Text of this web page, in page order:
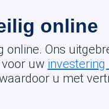
online
Ons
uw investering
u met